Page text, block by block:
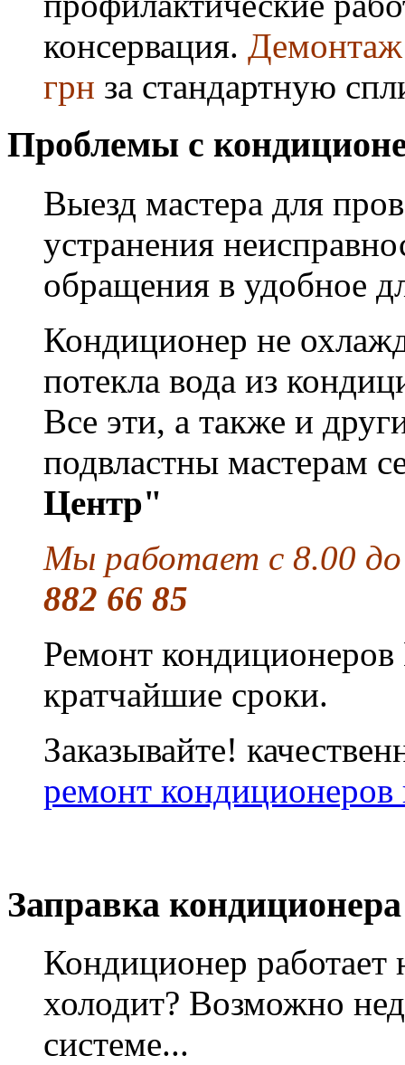
консервация.
грн за стандартную
Проблемы с
Выезд мастера для
устранения
обращения в удобное
Кондиционер не
потекла вода из
Все эти, а также и
подвластны мастерам
Центр"
Мы работает с 8.00
882 66 85
Ремонт
кратчайшие сроки.
Заказывайте!
ремонт кондиционеров
Заправка кондиционера
Кондиционер работает
холодит? Возможно
системе...